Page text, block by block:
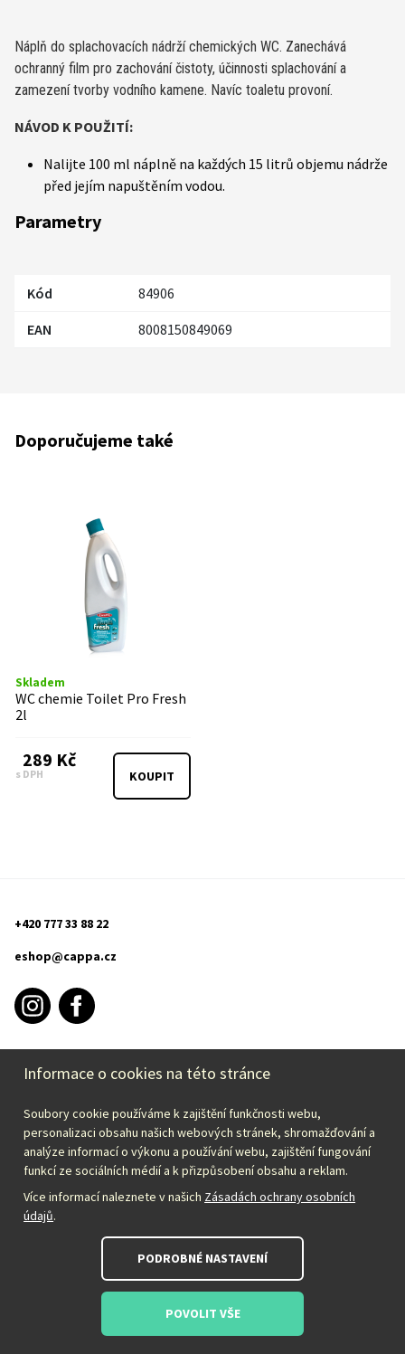
Náplň do splachovacích nádrží chemických WC. Zanechává
ochranný film pro zachování čistoty, účinnosti splachování a
zamezení tvorby vodního kamene. Navíc toaletu provoní.
NÁVOD K POUŽITÍ:
Nalijte 100 ml náplně na každých 15 litrů objemu nádrže
před jejím napuštěním vodou.
Parametry
Kód
84906
EAN
8008150849069
Doporučujeme také
Skladem
WC chemie Toilet Pro Fresh
2l
289 Kč
s DPH KOUPIT
+420 777 33 88 22
eshop@cappa.cz
INFORMACE O NÁKUPU
CAPPA
Zvolte svou zemi:
Informace o cookies na této stránce
Soubory cookie používáme k zajištění funkčnosti webu,
personalizaci obsahu našich webových stránek, shromažďování a
analýze informací o výkonu a používání webu, zajištění fungování
funkcí ze sociálních médií a k přizpůsobení obsahu a reklam.
Více informací naleznete v našich Zásadách ochrany osobních
údajů.
PODROBNÉ NASTAVENÍ
POVOLIT VŠE